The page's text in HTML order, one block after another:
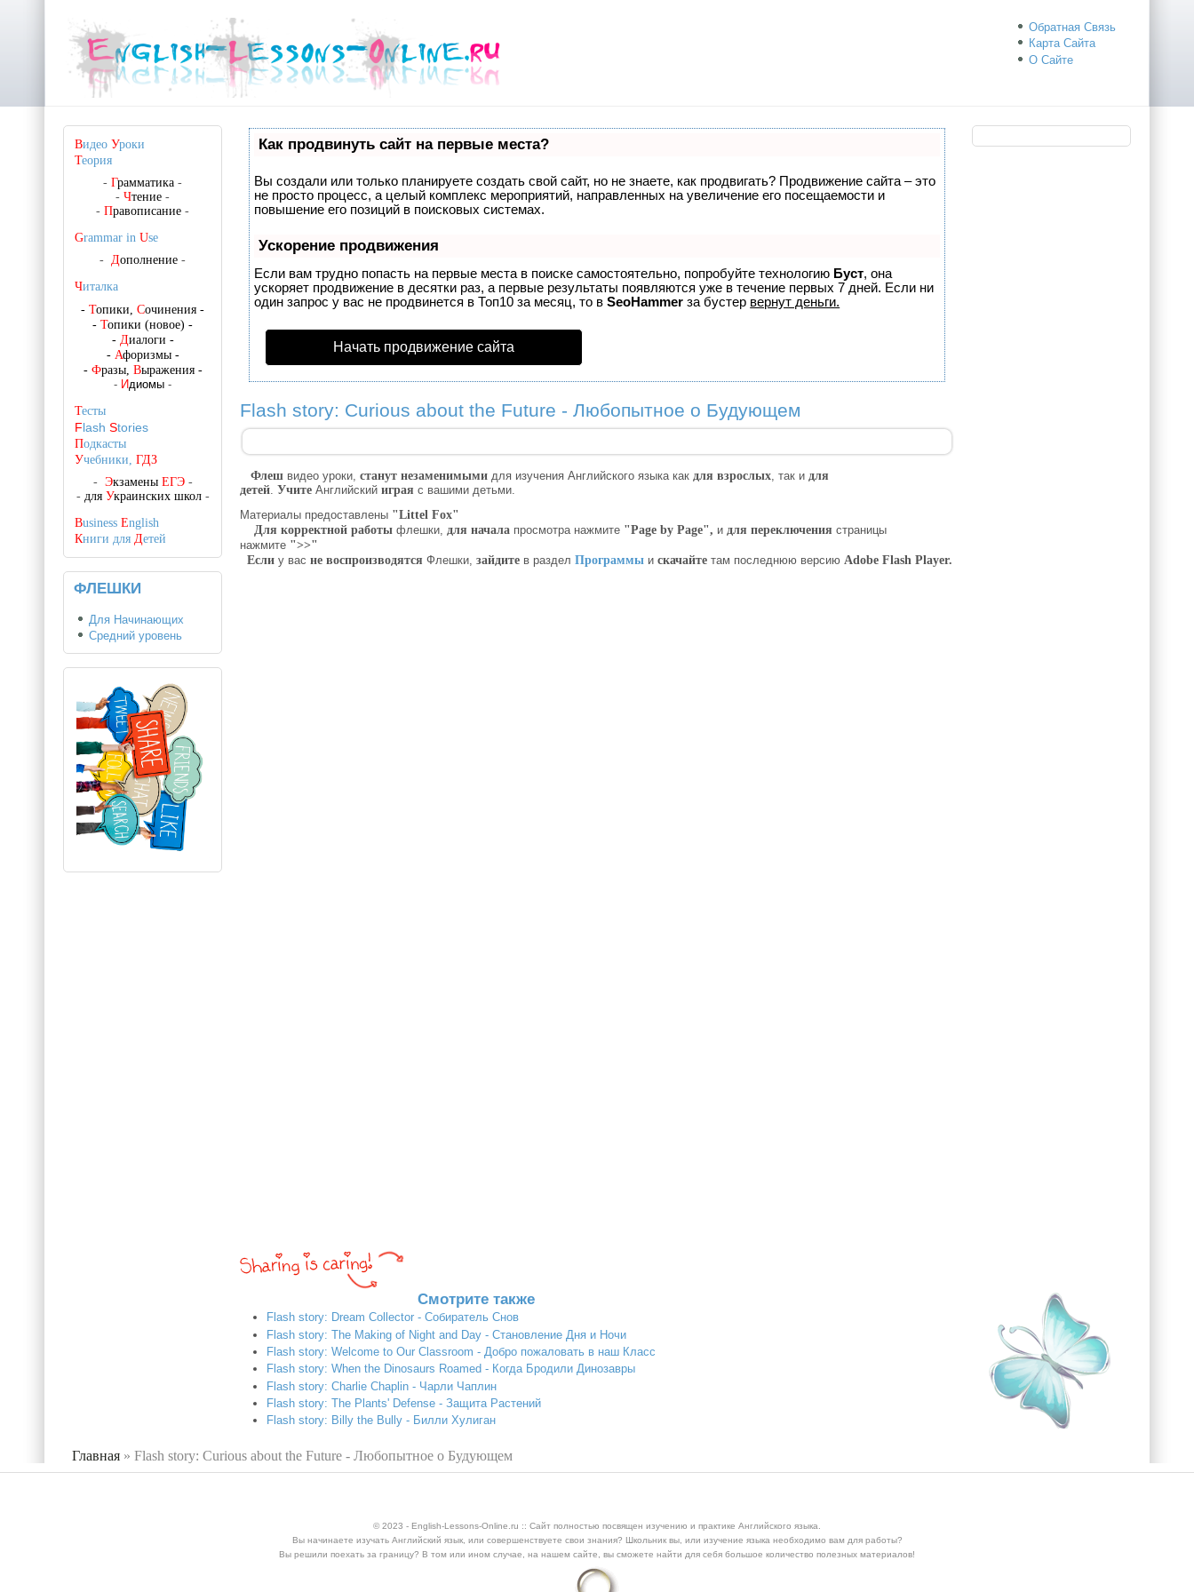
Обратная Связь
Карта Сайта
О Сайте
Как продвинуть сайт на первые места?
Вы создали или только планируете создать свой сайт, но не знаете, как продвигать? Продвижение сайта – это
не просто процесс, а целый комплекс мероприятий, направленных на увеличение его посещаемости и
повышение его позиций в поисковых системах.
Ускорение продвижения
Если вам трудно попасть на первые места в поиске самостоятельно, попробуйте технологию Буст, она
ускоряет продвижение в десятки раз, а первые результаты появляются уже в течение первых 7 дней. Если ни
один запрос у вас не продвинется в Топ10 за месяц, то вSeoHammer за бустер вернут деньги.
Начать продвижение сайта
Flash story: Curious about the Future - Любопытное о Будующем
Флеш видео уроки, станут незаменимыми для изучения Английского языка какдля взрослых, так идля
детей.УчитеАнглийскийиграяс вашими детьми.
Материалы предоставлены "Littel Fox"
Для корректной работыфлешки,для начала просмотра нажмите "Page by Page", идля переключения страницы
нажмите ">>"
Если у васне воспроизводятся Флешки,зайдите в разделПрограммы искачайте там последнюю версию Adobe Flash Player.
Смотрите также
Flash story: Dream Collector - Собиратель Снов
Flash story: The Making of Night and Day - Становление Дня и Ночи
Flash story: Welcome to Our Classroom - Добро пожаловать в наш Класс
Flash story: When the Dinosaurs Roamed - Когда Бродили Динозавры
Flash story: Charlie Chaplin - Чарли Чаплин
Flash story: The Plants' Defense - Защита Растений
Flash story: Billy the Bully - Билли Хулиган
Видео Уроки
Теория
-Грамматика -
-Чтение -
-Правописание -
Grammar inUse
- Дополнение -
Читалка
-Топики,Сочинения -
-Топики (новое) -
- Диалоги -
- Афоризмы-
- Фразы, Выражения-
- Идиомы -
Тесты
Flash Stories
Подкасты
Учебники, ГДЗ
- Экзамены ЕГЭ-
- для Украинских школ-
BusinessEnglish
Книги дляДетей
ФЛЕШКИ
Для Начинающих
Средний уровень
Вы здесь
Главная »Flash story: Curious about the Future - Любопытное о Будующем
© 2023 - English-Lessons-Online.ru :: Сайт полностью посвящен изучению и практике Английского языка.
Вы начинаете изучать Английский язык, или совершенствуете свои знания? Школьник вы, или изучение языка необходимо вам для работы?
Вы решили поехать за границу? В том или ином случае, на нашем сайте, вы сможете найти для себя большое количество полезных материалов!